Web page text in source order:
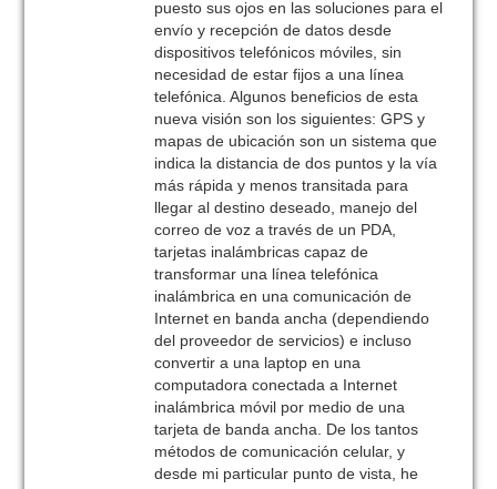
puesto sus ojos en las soluciones para el
envío y recepción de datos desde
dispositivos telefónicos móviles, sin
necesidad de estar fijos a una línea
telefónica. Algunos beneficios de esta
nueva visión son los siguientes: GPS y
mapas de ubicación son un sistema que
indica la distancia de dos puntos y la vía
más rápida y menos transitada para
llegar al destino deseado, manejo del
correo de voz a través de un PDA,
tarjetas inalámbricas capaz de
transformar una línea telefónica
inalámbrica en una comunicación de
Internet en banda ancha (dependiendo
del proveedor de servicios) e incluso
convertir a una laptop en una
computadora conectada a Internet
inalámbrica móvil por medio de una
tarjeta de banda ancha. De los tantos
métodos de comunicación celular, y
desde mi particular punto de vista, he